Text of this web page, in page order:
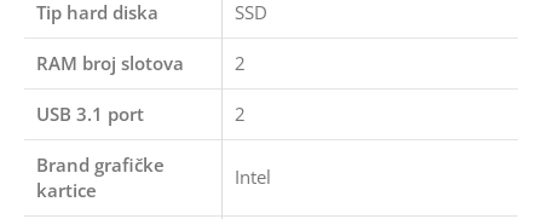
Tip hard diska SSD
RAM broj slotova 2
USB 3.1 port 2
Brand grafičke
kartice
Intel